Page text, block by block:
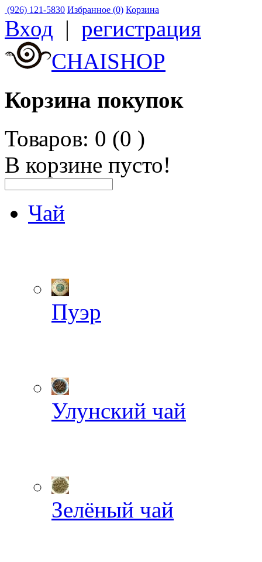
(926) 121-5830 Избранное (0) Корзина
Вход | регистрация
CHAISHOP
Корзина покупок
Товаров: 0 (0 )
В корзине пусто!
Чай
Пуэр
Улунский чай
Зелёный чай